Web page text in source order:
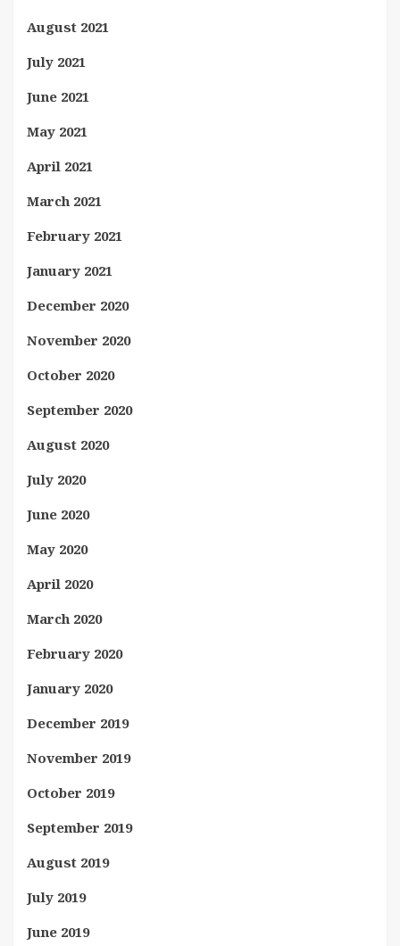
August 2021
July 2021
June 2021
May 2021
April 2021
March 2021
February 2021
January 2021
December 2020
November 2020
October 2020
September 2020
August 2020
July 2020
June 2020
May 2020
April 2020
March 2020
February 2020
January 2020
December 2019
November 2019
October 2019
September 2019
August 2019
July 2019
June 2019